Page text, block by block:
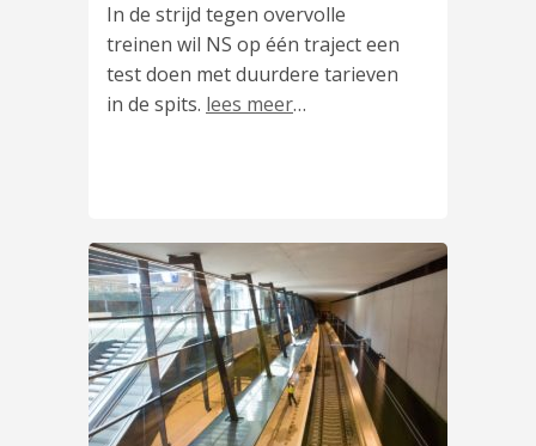
In de strijd tegen overvolle
treinen wil NS op één traject een
test doen met duurdere tarieven
in de spits. lees meer…